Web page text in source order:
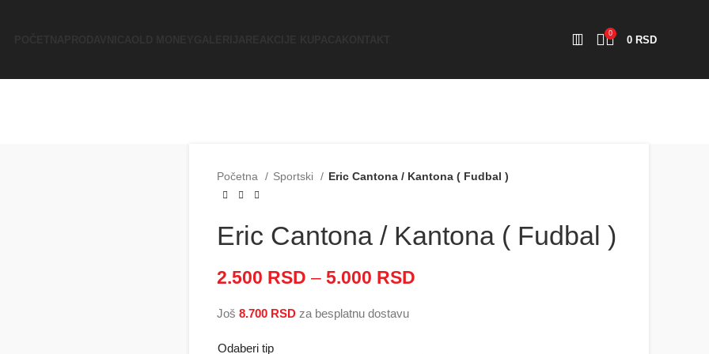
0
0 RSD
Početna Sportski Eric Cantona / Kantona ( Fudbal )
Eric Cantona / Kantona ( Fudbal )
2.500 RSD – 5.000 RSD
Još 8.700 RSD za besplatnu dostavu
Odaberi tip